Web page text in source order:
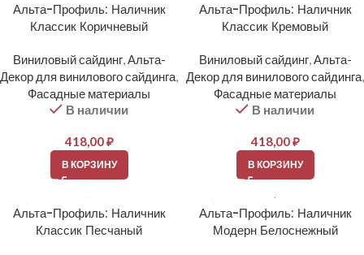
Альта-Профиль: Наличник
Классик Коричневый
Виниловый сайдинг,Альта-
Декор для винилового сайдинга,
Фасадные материалы
В наличии
418,00₽
В КОРЗИНУ
Альта-Профиль: Наличник
Классик Кремовый
Виниловый сайдинг,Альта-
Декор для винилового сайдинга,
Фасадные материалы
В наличии
418,00₽
В КОРЗИНУ
Альта-Профиль: Наличник
Классик Песчаный
Альта-Профиль: Наличник
Модерн Белоснежный